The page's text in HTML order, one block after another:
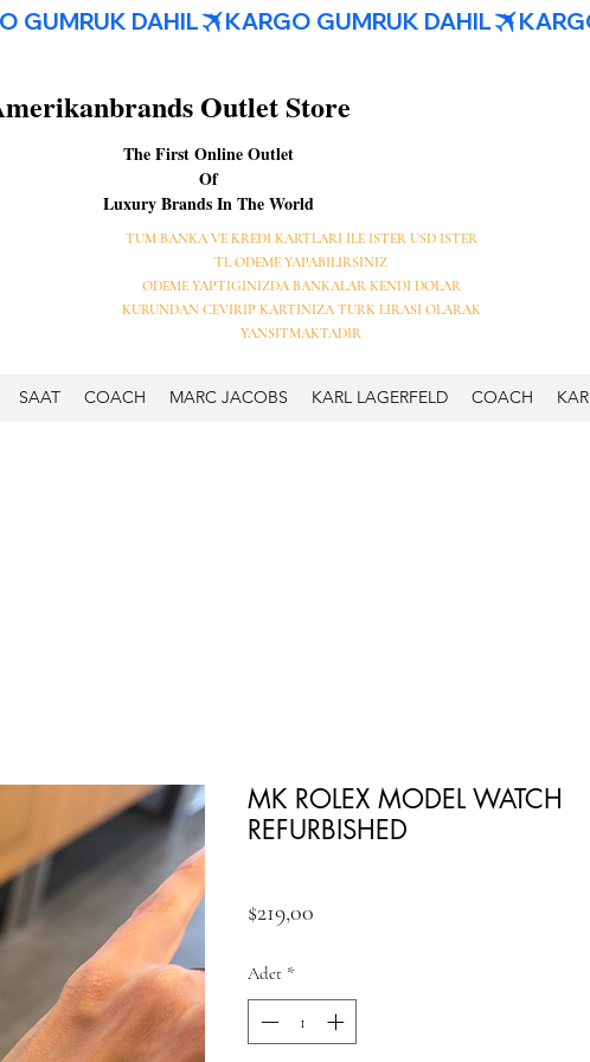
Outlet Store
The First Online Outlet
Of
Luxury Brands In The World
TUM BANKA VE KREDI KARTLARI ILE ISTER USD ISTER
TL ODEME YAPABILIRSINIZ
ODEME YAPTIGINIZDA BANKALAR KENDI DOLAR
KURUNDAN CEVIRIP KARTINIZA TURK LIRASI OLARAK
YANSITMAKTADIR
SAAT COACH MARC JACOBS KARL LAGERFELD COACH
MK ROLEX MODEL WATCH
REFURBISHED
$219,00
Adet *